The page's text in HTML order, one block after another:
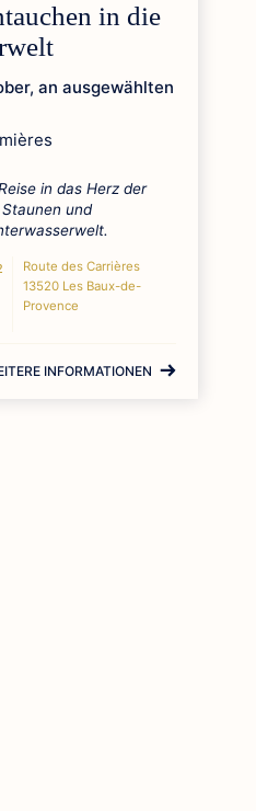
in die
an ausgewählten
in das Herz der
und
Route des Carrières
13520 Les Baux-de-
Provence
INFORMATIONEN